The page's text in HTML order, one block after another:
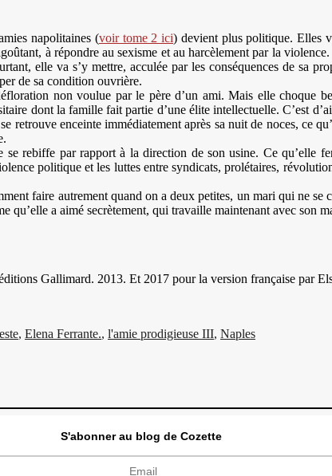
napolitaines (voir tome 2 ici) devient plus politique. Elles
à répondre au sexisme et au harcèlement par la
elle va s’y mettre, acculée par les conséquences de sa
de sa condition ouvrière.
non voulue par le père d’un ami. Mais elle choque
dont la famille fait partie d’une élite intellectuelle. C’est
retrouve enceinte immédiatement après sa nuit de noces, ce
rebiffe par rapport à la direction de son usine. Ce qu’elle
politique et les luttes entre syndicats, prolétaires,
faire autrement quand on a deux petites, un mari qui ne se
qu’elle a aimé secrètement, qui travaille maintenant avec son
Gallimard. 2013. Et 2017 pour la version française par
, Elena Ferrante., l'amie prodigieuse III, Naples
S'abonner au blog de Cozette